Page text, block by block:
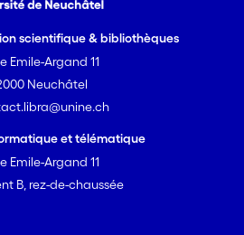
scientifique & bibliothèques
Emile-Argand 11
Neuchâtel
et télématique
Emile-Argand 11
B, rez-de-chaussée